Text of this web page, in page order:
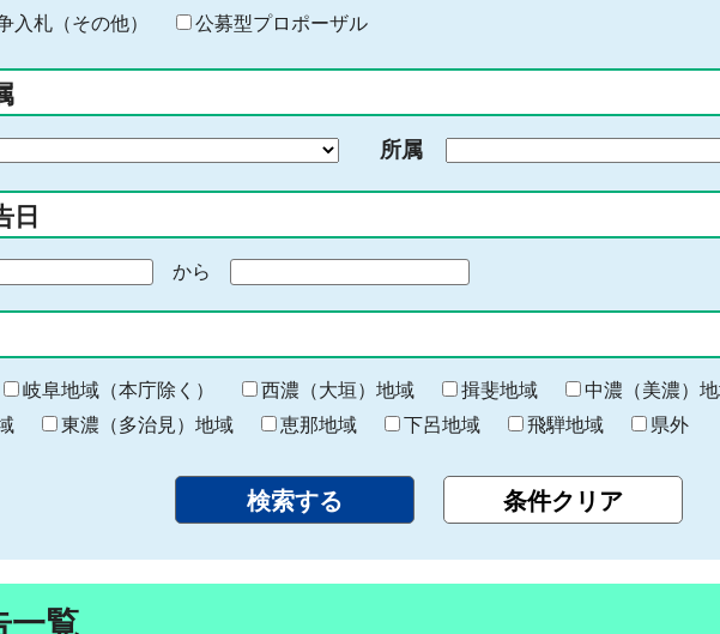
ー
ー
入
力
入札（その他）
公募型プロポーザル
所属
日
から
終
わ
り
岐阜地域（本庁除く） 西濃（大垣）地域 揖斐地域 中濃（美濃）
東濃（多治見）地域 恵那地域 下呂地域 飛騨地域 県外
一覧